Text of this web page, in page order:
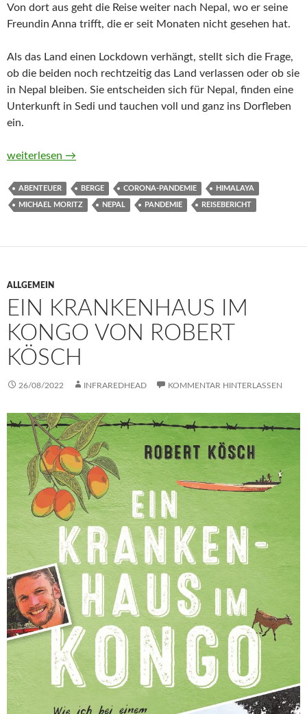
Von dort aus geht die Reise weiter nach Nepal, wo er seine
Freundin Anna trifft, die er seit Monaten nicht gesehen hat.
Als das Land einen Lockdown verhängt, stellt sich die Frage,
ob die beiden noch rechtzeitig das Land verlassen oder ob sie
in Nepal bleiben. Sie entscheiden sich für Nepal, finden eine
Unterkunft in Sedi und tauchen voll und ganz ins Dorfleben
ein.
Namaste Corona! Wie ein Dorf in Nepal mir die Welt öffnete
weiterlesen →
ABENTEUER BERGE CORONA-PANDEMIE HIMALAYA
MICHAEL MORITZ NEPAL PANDEMIE REISEBERICHT
ALLGEMEIN
EIN KRANKENHAUS IM
KONGO VON ROBERT
KÖSCH
26/08/2022 INFRAREDHEAD KOMMENTAR HINTERLASSEN